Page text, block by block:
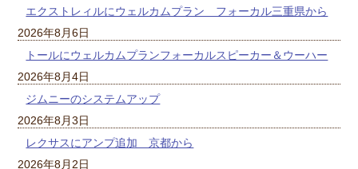
エクストレィルにウェルカムプラン フォーカル三重県から
2026年8月6日
トールにウェルカムプランフォーカルスピーカー＆ウーハー
2026年8月4日
ジムニーのシステムアップ
2026年8月3日
レクサスにアンプ追加 京都から
2026年8月2日